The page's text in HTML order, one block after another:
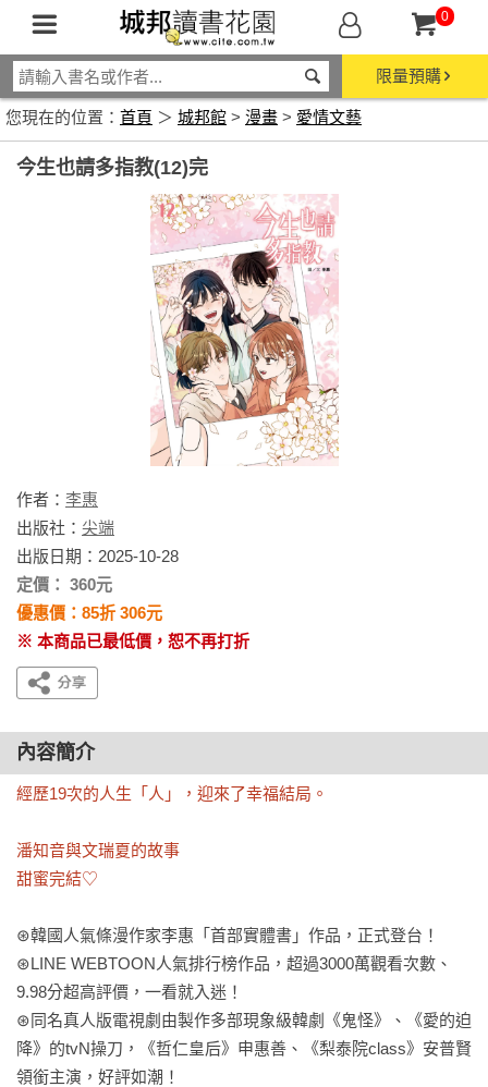
0
限量預購
您現在的位置： 首頁 ＞ 城邦館 > 漫畫 > 愛情文藝
今生也請多指教(12)完
作者： 李惠
出版社： 尖端
出版日期：2025-10-28
定價： 360元
優惠價：85折 306元
※ 本商品已最低價，恕不再打折
內容簡介
經歷19次的人生「人」，迎來了幸福結局。
潘知音與文瑞夏的故事
甜蜜完結♡
⊛韓國人氣條漫作家李惠「首部實體書」作品，正式登台！
⊛LINE WEBTOON人氣排行榜作品，超過3000萬觀看次數、
9.98分超高評價，一看就入迷！
⊛同名真人版電視劇由製作多部現象級韓劇《鬼怪》、《愛的迫
降》的tvN操刀，《哲仁皇后》申惠善、《梨泰院class》安普賢
領銜主演，好評如潮！